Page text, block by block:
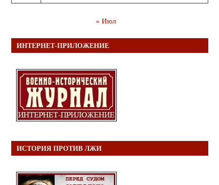
« Июл
ИНТЕРНЕТ-ПРИЛОЖЕНИЕ
ИСТОРИЯ ПРОТИВ ЛЖИ